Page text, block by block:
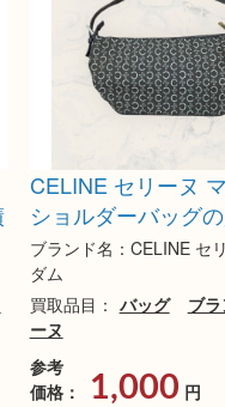
CELINE セリーヌ
ショルダーバッグ
ブランド名：CELINE セ
ダム
買取品目： バッグ ブ
ーヌ
参考
価格：
1,000 円